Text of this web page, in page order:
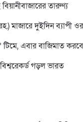
তারুণ্য
মাজারে দুইদিন ব্যাপী
এবার বাজিমাত
গড়ল ভারত